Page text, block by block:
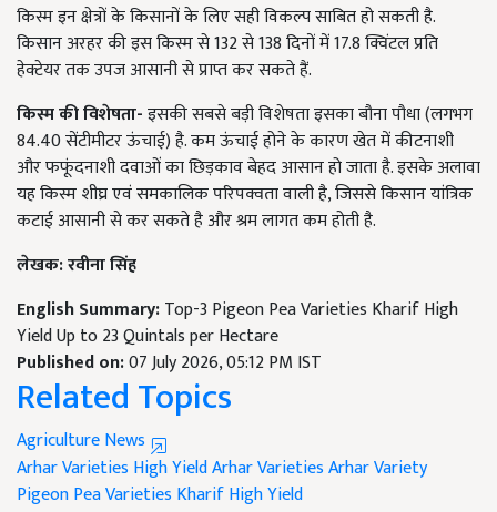
किस्म इन क्षेत्रों के किसानों के लिए सही विकल्प साबित हो सकती है.
किसान अरहर की इस किस्म से 132 से 138 दिनों में 17.8 क्विंटल प्रति
हेक्टेयर तक उपज आसानी से प्राप्त कर सकते हैं.
किस्म की विशेषता-इसकी सबसे बड़ी विशेषता इसका बौना पौधा (लगभग
84.40 सेंटीमीटर ऊंचाई) है. कम ऊंचाई होने के कारण खेत में कीटनाशी
और फफूंदनाशी दवाओं का छिड़काव बेहद आसान हो जाता है. इसके अलावा
यह किस्म शीघ्र एवं समकालिक परिपक्वता वाली है, जिससे किसान यांत्रिक
कटाई आसानी से कर सकते है और श्रम लागत कम होती है.
लेखक: रवीना सिंह
English Summary:Top-3 Pigeon Pea Varieties Kharif High
Yield Up to 23 Quintals per Hectare
Published on:07 July 2026, 05:12 PM IST
Related Topics
Agriculture News
Arhar Varieties High Yield Arhar VarietiesArhar Variety
Pigeon Pea Varieties Kharif High Yield